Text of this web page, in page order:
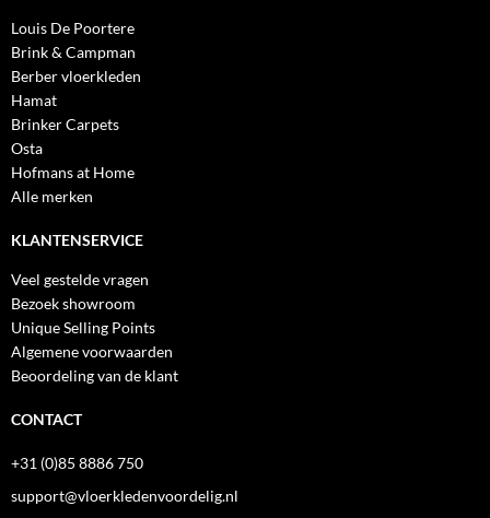
Louis De Poortere
Brink & Campman
Berber vloerkleden
Hamat
Brinker Carpets
Osta
Hofmans at Home
Alle merken
KLANTENSERVICE
Veel gestelde vragen
Bezoek showroom
Unique Selling Points
Algemene voorwaarden
Beoordeling van de klant
CONTACT
+31 (0)85 8886 750
support@vloerkledenvoordelig.nl